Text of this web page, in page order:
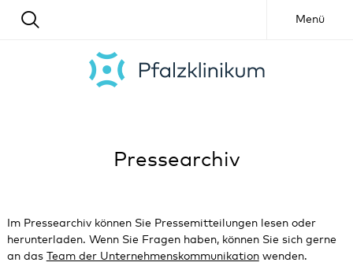
Menü
Pressearchiv
Im Pressearchiv können Sie Pressemitteilungen lesen oder
herunterladen. Wenn Sie Fragen haben, können Sie sich gerne
an das Team der Unternehmenskommunikationwenden.